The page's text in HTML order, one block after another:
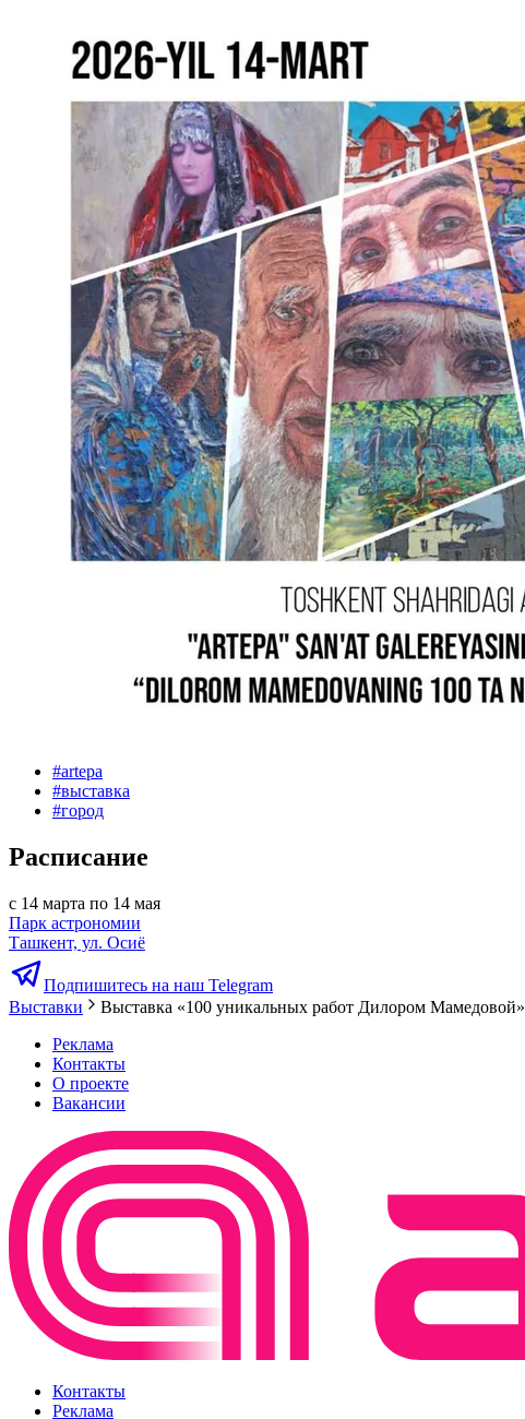
#artepa
#выставка
#город
Расписание
с 14 марта по 14 мая
Парк астрономии
Ташкент, ул. Осиё
Подпишитесь на наш Telegram
Выставки
Выставка «100 уникальных работ Дилором Мамедовой»
Реклама
Контакты
О проекте
Вакансии
Контакты
Реклама